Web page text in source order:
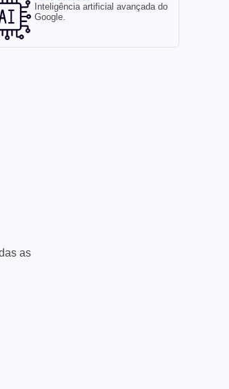
Inteligência artificial avançada do
Google.
as